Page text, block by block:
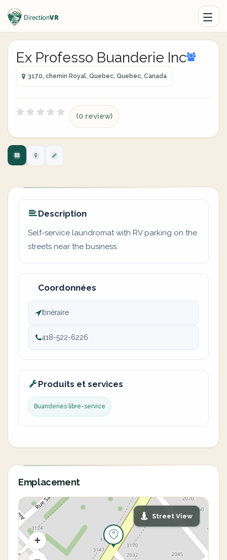
Ex Professo Buanderie Inc
3170, chemin Royal, Quebec, Quebec, Canada
(0 review)
Description
Self-service laundromat with RV parking on the
streets near the business.
Coordonnées
Itinéraire
418-522-6226
Produits et services
Buanderies libre-service
Emplacement
Street View